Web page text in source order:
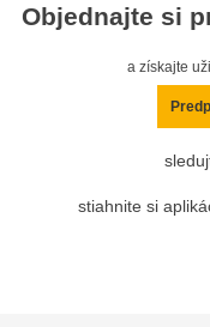
Objednajte si
a získajte
stiahnite si